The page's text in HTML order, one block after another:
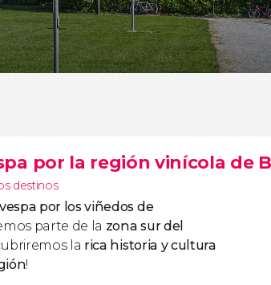
por la región vinícola de
destinos
por los viñedos de
parte de la zona sur del
la rica historia y cultura
!